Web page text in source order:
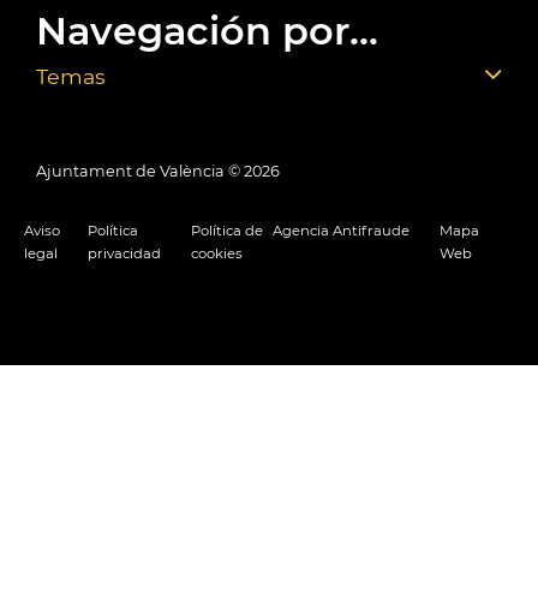
Navegación por...
Temas
Ajuntament de València © 2026
Aviso
legal
Política
privacidad
Política de
cookies
Agencia Antifraude
Mapa
Web